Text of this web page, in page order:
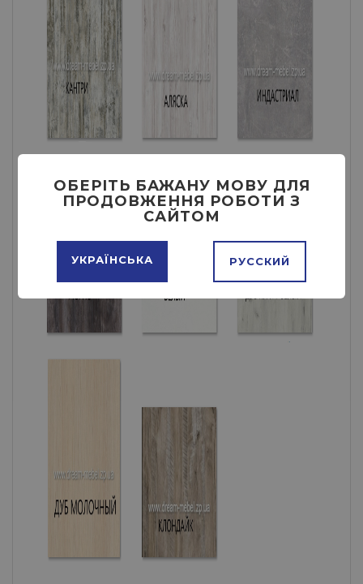
ОБЕРІТЬ БАЖАНУ МОВУ ДЛЯ
ПРОДОВЖЕННЯ РОБОТИ З
САЙТОМ
УКРАЇНСЬКА РУССКИЙ